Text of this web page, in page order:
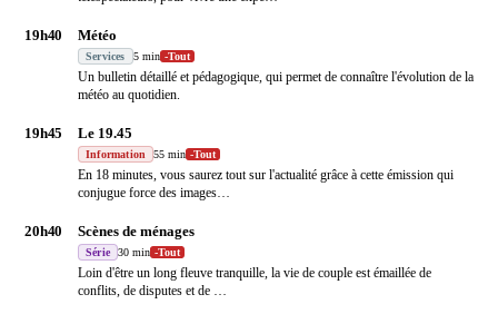
19h40 Météo
Services 5 min -Tout
Un bulletin détaillé et pédagogique, qui permet de connaître l'évolution de la
météo au quotidien.
19h45 Le 19.45
Information 55 min -Tout
En 18 minutes, vous saurez tout sur l'actualité grâce à cette émission qui
conjugue force des images…
20h40 Scènes de ménages
Série 30 min -Tout
Loin d'être un long fleuve tranquille, la vie de couple est émaillée de
conflits, de disputes et de …